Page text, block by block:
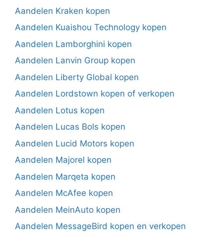
Aandelen Kraken kopen
Aandelen Kuaishou Technology kopen
Aandelen Lamborghini kopen
Aandelen Lanvin Group kopen
Aandelen Liberty Global kopen
Aandelen Lordstown kopen of verkopen
Aandelen Lotus kopen
Aandelen Lucas Bols kopen
Aandelen Lucid Motors kopen
Aandelen Majorel kopen
Aandelen Marqeta kopen
Aandelen McAfee kopen
Aandelen MeinAuto kopen
Aandelen MessageBird kopen en verkopen